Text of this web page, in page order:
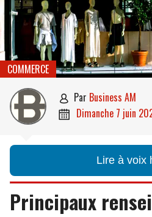
COMMERCE
 par Business AM
 dimanche 7 juin
Lire à voix
Principaux